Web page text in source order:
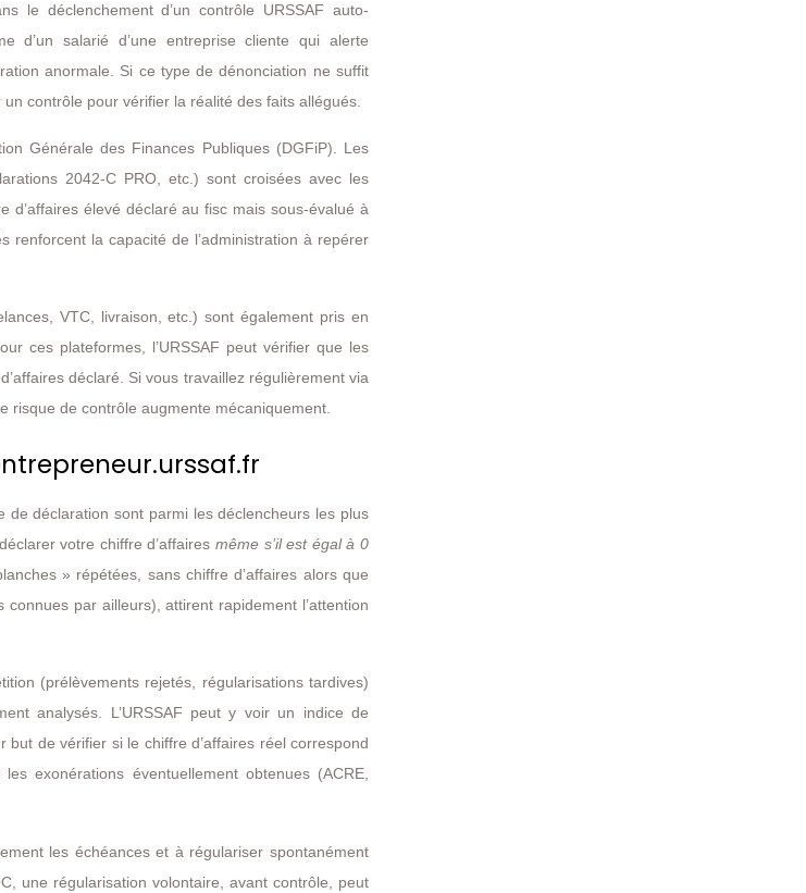
le déclenchement d’un contrôle URSSAF auto-
d’un salarié d’une entreprise cliente qui alerte
anormale. Si ce type de dénonciation ne suffit
contrôle pour vérifier la réalité des faits allégués.
Générale des Finances Publiques (DGFiP). Les
2042-C PRO, etc.) sont croisées avec les
d’affaires élevé déclaré au fisc mais sous-évalué à
renforcent la capacité de l’administration à repérer
VTC, livraison, etc.) sont également pris en
ces plateformes, l’URSSAF peut vérifier que les
déclaré. Si vous travaillez régulièrement via
risque de contrôle augmente mécaniquement.
de déclaration sont parmi les déclencheurs les plus
votre chiffre d’affaires même s’il est égal à 0
» répétées, sans chiffre d’affaires alors que
par ailleurs), attirent rapidement l’attention
(prélèvements rejetés, régularisations tardives)
analysés. L’URSSAF peut y voir un indice de
de vérifier si le chiffre d’affaires réel correspond
exonérations éventuellement obtenues (ACRE,
les échéances et à régulariser spontanément
une régularisation volontaire, avant contrôle, peut